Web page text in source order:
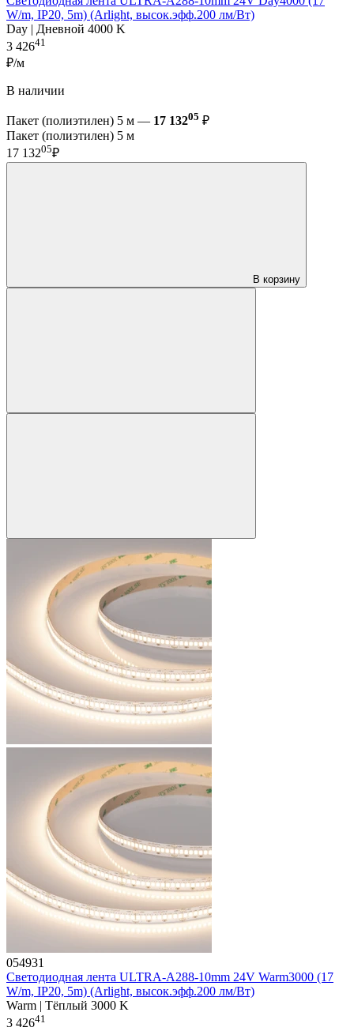
W/m, IP20, 5m) (Arlight, высок.эфф.200 лм/Вт)
Day | Дневной 4000 K
3 42641
₽/м
В наличии
Пакет (полиэтилен) 5 м — 17 13205 ₽
Пакет (полиэтилен) 5 м
17 13205₽
В корзину
054931
Светодиодная лента ULTRA-A288-10mm 24V Warm3000 (17
W/m, IP20, 5m) (Arlight, высок.эфф.200 лм/Вт)
Warm | Тёплый 3000 K
3 42641